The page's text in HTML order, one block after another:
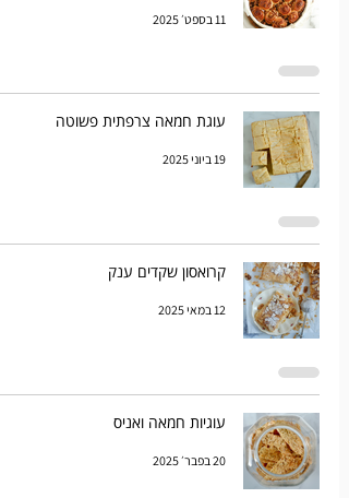
11 בספט׳ 2025
עוגת חמאה צרפתית פשוטה
19 ביוני 2025
קרואסון שקדים ענק
12 במאי 2025
עוגיות חמאה ואניס
20 בפבר׳ 2025